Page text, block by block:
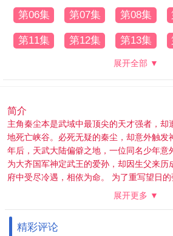
第06集 第07集 第08集
第11集 第12集 第13集
展开全部 ▼
简介
主角秦尘本是武域中最顶尖的天才强者，却
地死亡峡谷。必死无疑的秦尘，却意外触
年后，天武大陆偏僻之地，一位同名少年意
为大齐国军神定武王的爱孙，却因生父来历
府中受尽冷遇，相依为命。 为了重写望日
己所爱的一切，秦尘毅然决然扛起维护天下
展开更多 ▼
精彩评论